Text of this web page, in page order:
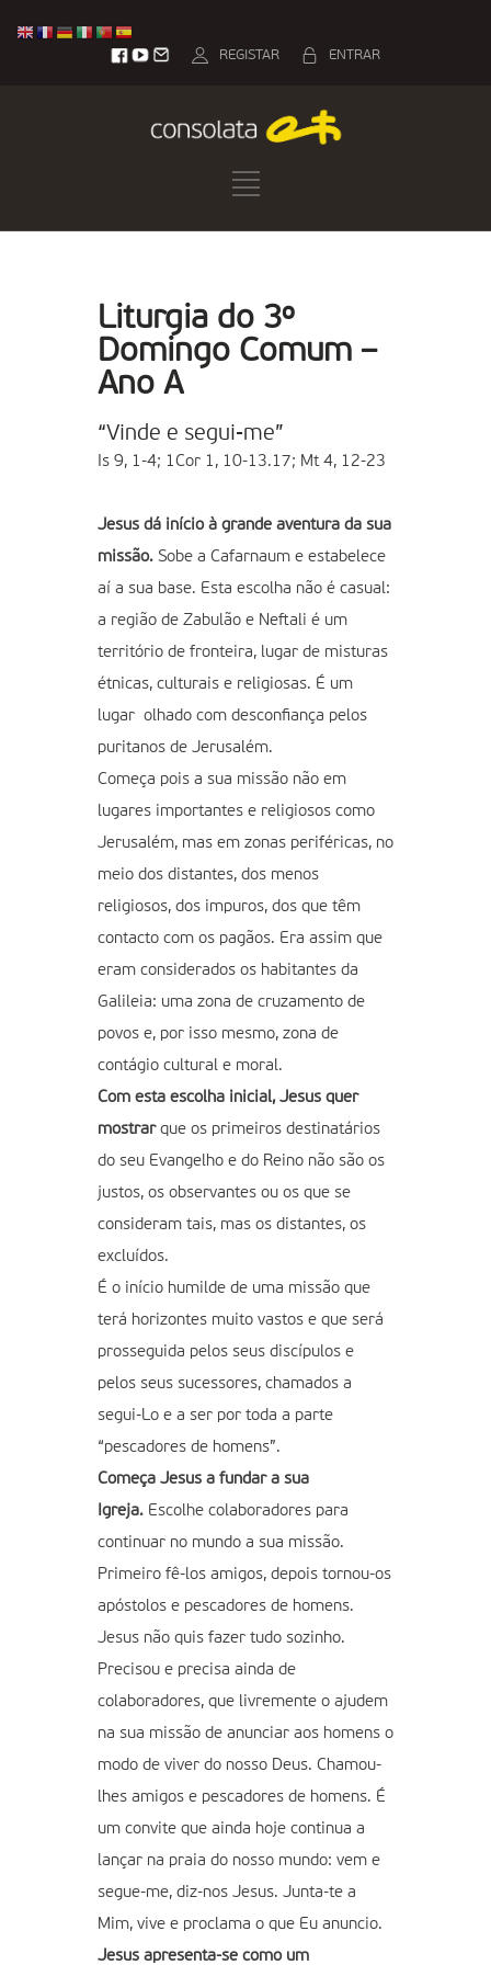
ENTRAR
REGISTAR
Liturgia do 3º
Domingo Comum –
Ano A
“Vinde e segui-me”
Is 9, 1-4; 1Cor 1, 10-13.17; Mt 4, 12-23
Jesus dá início à grande aventura da sua
missão. Sobe a Cafarnaum e estabelece
aí a sua base. Esta escolha não é casual:
a região de Zabulão e Neftali é um
território de fronteira, lugar de misturas
étnicas, culturais e religiosas. É um
lugar olhado com desconfiança pelos
puritanos de Jerusalém.
Começa pois a sua missão não em
lugares importantes e religiosos como
Jerusalém, mas em zonas periféricas, no
meio dos distantes, dos menos
religiosos, dos impuros, dos que têm
contacto com os pagãos. Era assim que
eram considerados os habitantes da
Galileia: uma zona de cruzamento de
povos e, por isso mesmo, zona de
contágio cultural e moral.
Com esta escolha inicial, Jesus quer
mostrarque os primeiros destinatários
do seu Evangelho e do Reino não são os
justos, os observantes ou os que se
consideram tais, mas os distantes, os
excluídos.
É o início humilde de uma missão que
terá horizontes muito vastos e que será
prosseguida pelos seus discípulos e
pelos seus sucessores, chamados a
segui-Lo e a ser por toda a parte
“pescadores de homens”.
Começa Jesus a fundar a sua
Igreja. Escolhe colaboradores para
continuar no mundo a sua missão.
Primeiro fê-los amigos, depois tornou-os
apóstolos e pescadores de homens.
Jesus não quis fazer tudo sozinho.
Precisou e precisa ainda de
colaboradores, que livremente o ajudem
na sua missão de anunciar aos homens o
modo de viver do nosso Deus. Chamou-
lhes amigos e pescadores de homens. É
um convite que ainda hoje continua a
lançar na praia do nosso mundo: vem e
segue-me, diz-nos Jesus. Junta-te a
Mim, vive e proclama o que Eu anuncio.
Jesus apresenta-se como um